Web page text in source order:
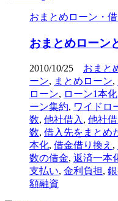
おまとめローン・
おまとめローン
2010/10/25 おまと
ーン, まとめローン,
ローン, ローン1本化
ーン集約, ワイドロ
数, 他社借入 , 他社
数, 借入先をまとめ
本化, 借金借り換え ,
数の借金, 返済一本
支払い, 金利負担,
額融資